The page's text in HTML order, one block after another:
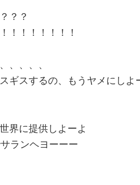
？？
！！！！！！！
、、、、
ギスするの、もうヤメにしよ
界に提供しよーよ
ランヘヨーーー